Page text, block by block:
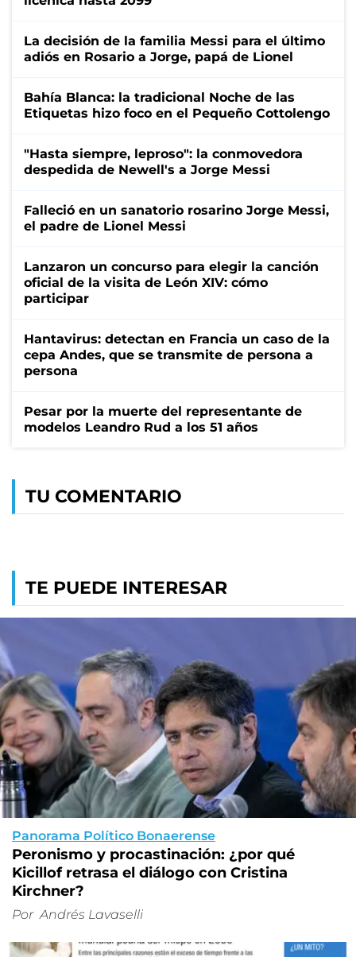
La decisión de la familia Messi para el último
adiós en Rosario a Jorge, papá de Lionel
Bahía Blanca: la tradicional Noche de las
Etiquetas hizo foco en el Pequeño Cottolengo
"Hasta siempre, leproso": la conmovedora
despedida de Newell's a Jorge Messi
Falleció en un sanatorio rosarino Jorge Messi,
el padre de Lionel Messi
Lanzaron un concurso para elegir la canción
oficial de la visita de León XIV: cómo
participar
Hantavirus: detectan en Francia un caso de la
cepa Andes, que se transmite de persona a
persona
Pesar por la muerte del representante de
modelos Leandro Rud a los 51 años
TU COMENTARIO
TE PUEDE INTERESAR
Panorama Político Bonaerense
Peronismo y procastinación: ¿por qué
Kicillof retrasa el diálogo con Cristina
Kirchner?
Por Andrés Lavaselli